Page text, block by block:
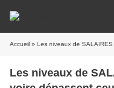
Accueil » Les niveaux de SALAIRES en
Les niveaux de